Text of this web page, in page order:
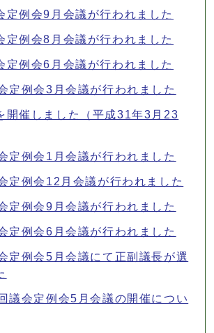
定例会9月会議が行われました
定例会8月会議が行われました
定例会6月会議が行われました
定例会3月会議が行われました
開催しました（平成31年3月23
定例会1月会議が行われました
定例会12月会議が行われました
定例会9月会議が行われました
定例会6月会議が行われました
定例会5月会議にて正副議長が選
議会定例会5月会議の開催につい